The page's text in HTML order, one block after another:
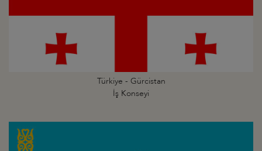
Türkiye - Gürcistan
İş Konseyi